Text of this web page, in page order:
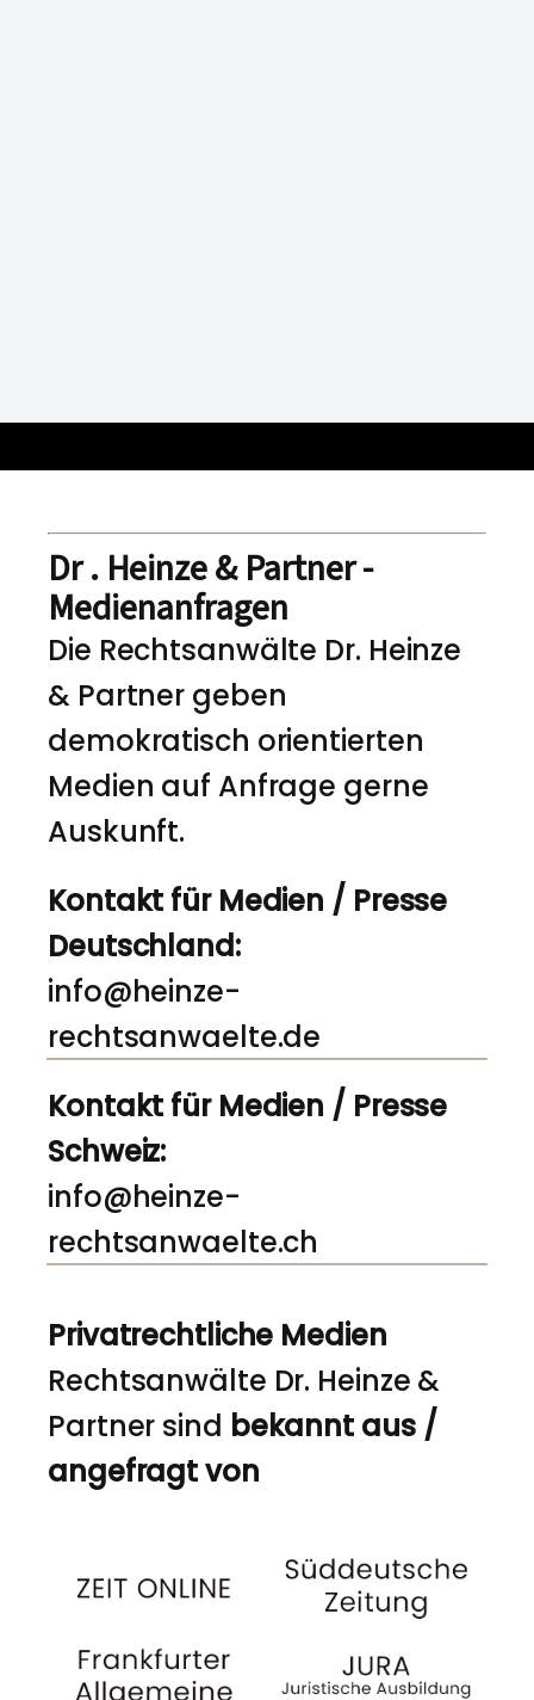
Dr . Heinze & Partner -
Medienanfragen
Die Rechtsanwälte Dr. Heinze
& Partner geben
demokratisch orientierten
Medien auf Anfrage gerne
Auskunft.
Kontakt für Medien / Presse
Deutschland:
info@heinze-
rechtsanwaelte.de
Kontakt für Medien / Presse
Schweiz:
info@heinze-
rechtsanwaelte.ch
Privatrechtliche Medien
Rechtsanwälte Dr. Heinze &
Partner sind bekannt aus /
angefragt von